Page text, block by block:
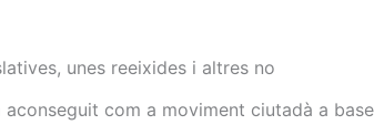
unes reeixides i altres no
com a moviment ciutadà a